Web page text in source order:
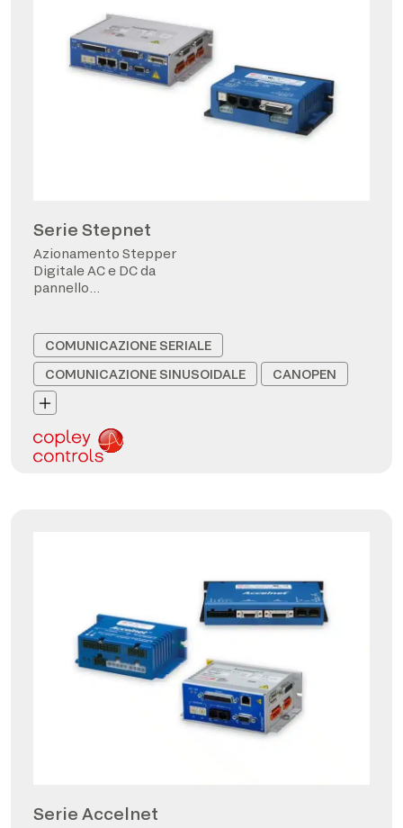
Serie Stepnet
Azionamento Stepper
Digitale AC e DC da
pannello
COMUNICAZIONE SERIALE
COMUNICAZIONE SINUSOIDALE
CANOPEN
Serie Accelnet